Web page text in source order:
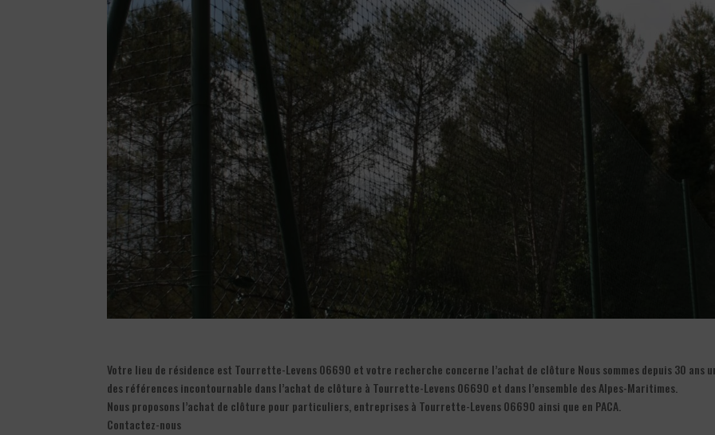
Votre lieu de résidence est Tourrette-Levens 06690 et votre recherche concerne l’achat de clôture Nous sommes depuis 30 ans
des références incontournable dans l’achat de clôture à Tourrette-Levens 06690 et dans l’ensemble des Alpes-Maritimes.
Nous proposons l’achat de clôture pour particuliers, entreprises à Tourrette-Levens 06690 ainsi que en PACA.
Contactez-nous